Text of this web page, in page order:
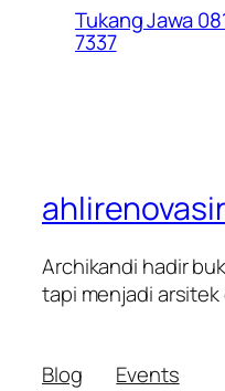
Tukang Jawa
7337
Archikandi hadir
tapi menjadi
Blog
Events